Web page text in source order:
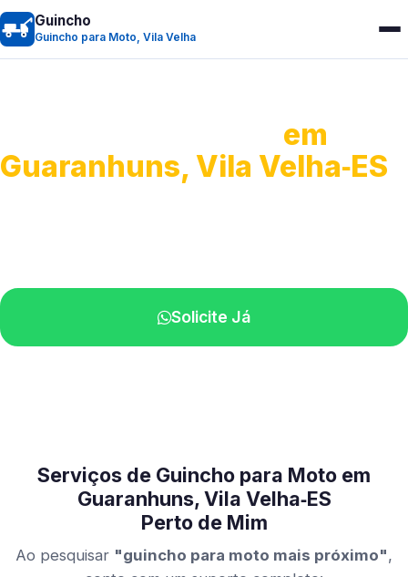
Guincho
Guincho para Moto, Vila Velha
em
Guaranhuns, Vila Velha‑ES
Solicite Já
Serviços de Guincho para Moto em
Guaranhuns, Vila Velha‑ES
Perto de Mim
Ao pesquisar "guincho para moto mais próximo",